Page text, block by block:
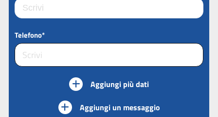
Telefono*
Aggiungi più dati
Aggiungi un messaggio